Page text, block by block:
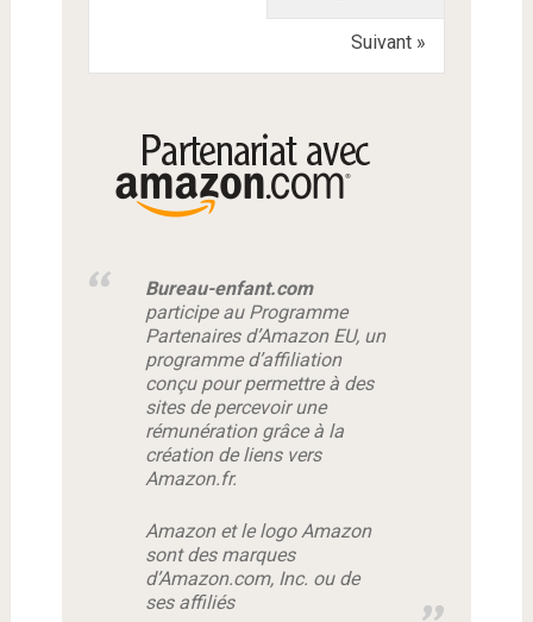
Suivant »
Bureau-enfant.com
participe au Programme
Partenaires d’Amazon EU, un
programme d’affiliation
conçu pour permettre à des
sites de percevoir une
rémunération grâce à la
création de liens vers
Amazon.fr.
Amazon et le logo Amazon
sont des marques
d’Amazon.com, Inc. ou de
ses affiliés